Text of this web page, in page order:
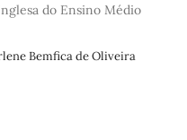
do Ensino Médio
Bemfica de Oliveira